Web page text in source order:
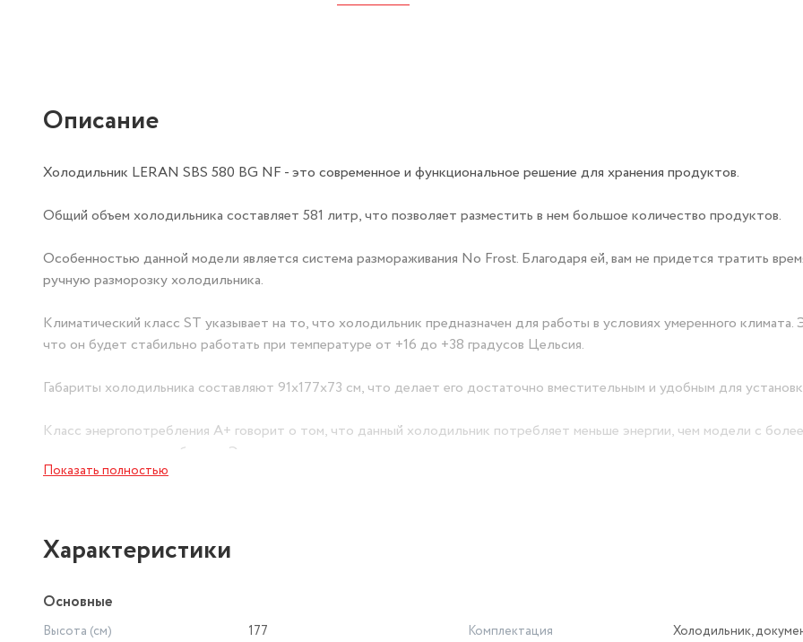
Описание
Холодильник LERAN SBS 580 BG NF - это современное и функциональное решение для хранения продуктов.
Общий объем холодильника составляет 581 литр, что позволяет разместить в нем большое количество продуктов.
Особенностью данной модели является система размораживания No Frost. Благодаря ей, вам не придется тратить
ручную разморозку холодильника.
Климатический класс ST указывает на то, что холодильник предназначен для работы в условиях умеренного климата.
что он будет стабильно работать при температуре от +16 до +38 градусов Цельсия.
Габариты холодильника составляют 91х177х73 см, что делает его достаточно вместительным и удобным для
Класс энергопотребления A+ говорит о том, что данный холодильник потребляет меньше энергии, чем модели с
классом энергопотребления. Это позволяет экономить на счетах за электроэнергию.
Показать полностью
Характеристики
Основные
Высота (см)
177
Комплектация Холодильник,